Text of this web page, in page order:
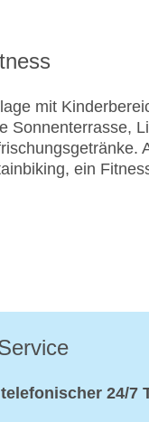
mit
Sonnenterrasse,
ein
24/7